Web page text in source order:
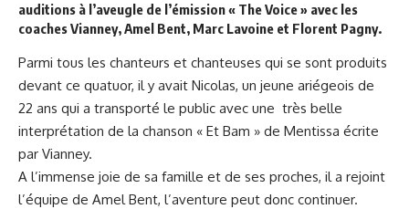
auditions à l’aveugle de l’émission « The Voice » avec les
coaches Vianney, Amel Bent, Marc Lavoine et Florent Pagny.
Parmi tous les chanteurs et chanteuses qui se sont produits
devant ce quatuor, il y avait Nicolas, un jeune ariégeois de
22 ans qui a transporté le public avec une très belle
interprétation de la chanson « Et Bam » de Mentissa écrite
par Vianney.
A l’immense joie de sa famille et de ses proches, il a rejoint
l’équipe de Amel Bent, l’aventure peut donc continuer.